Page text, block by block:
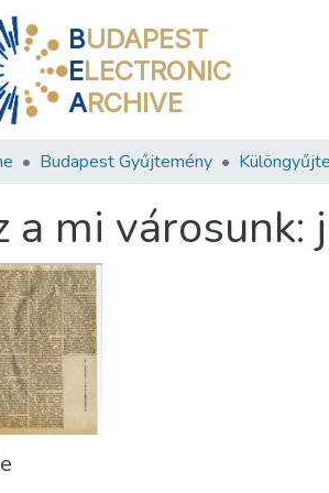
BUDAPEST
ELECTRONIC
ARCHIVE
Budapest Gyűjtemény
a mi